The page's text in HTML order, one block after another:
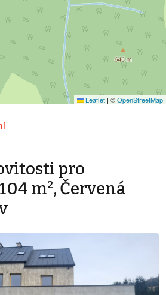
Leaflet | ©OpenStreetMap
pro
m², Červená